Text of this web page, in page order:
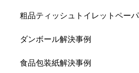
粗品ティッシュトイレットペー
ダンボール解決事例
食品包装紙解決事例